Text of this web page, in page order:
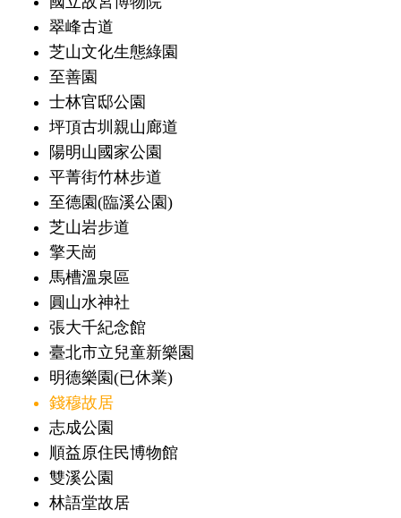
翠峰古道
芝山文化生態綠園
至善園
士林官邸公園
坪頂古圳親山廊道
陽明山國家公園
平菁街竹林步道
至德園(臨溪公園)
芝山岩步道
擎天崗
馬槽溫泉區
圓山水神社
張大千紀念館
臺北市立兒童新樂園
明德樂園(已休業)
錢穆故居
志成公園
順益原住民博物館
雙溪公園
林語堂故居